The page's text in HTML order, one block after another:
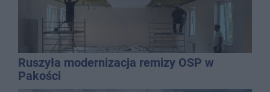
Ruszyła modernizacja remizy OSP w
Pakości